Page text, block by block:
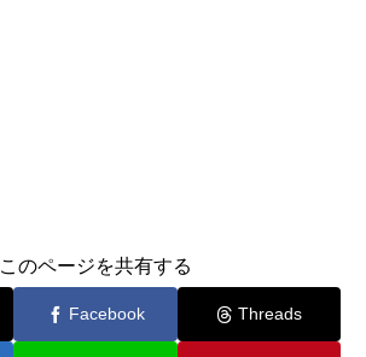
このページを共有する
Facebook Threads